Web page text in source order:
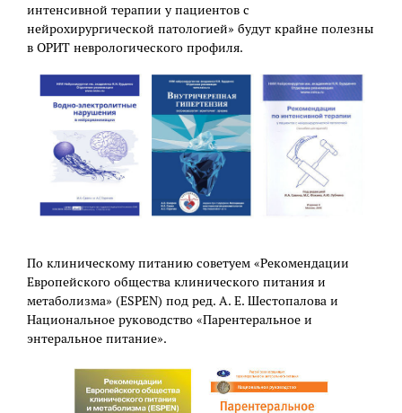
интенсивной терапии у пациентов с
нейрохирургической патологией» будут крайне полезны
в ОРИТ неврологического профиля.
По клиническому питанию советуем «Рекомендации
Европейского общества клинического питания и
метаболизма» (ESPEN) под ред. А. Е. Шестопалова и
Национальное руководство «Парентеральное и
энтеральное питание».